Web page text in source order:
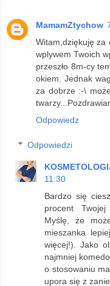
MamamZtychow
Witam,dziękuję za
wplywem Twoich
przeszło 8m-cy
okiem. Jednak
za dobrze :-\
Odpowiedz
Odpowiedzi
11:30
Bardzo się
procent
Myślę, że
mieszanka
więcej!). Jako
najmniej
o stosowaniu
upora się z